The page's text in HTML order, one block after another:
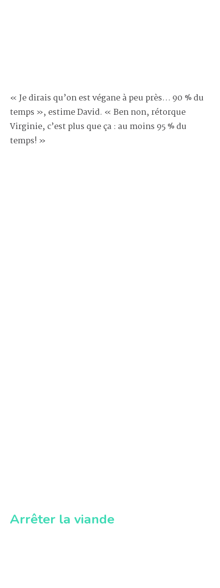
« Je dirais qu’on est végane à peu près… 90 % du
temps », estime David. « Ben non, rétorque
Virginie, c’est plus que ça : au moins 95 % du
temps! »
Arrêter la viande